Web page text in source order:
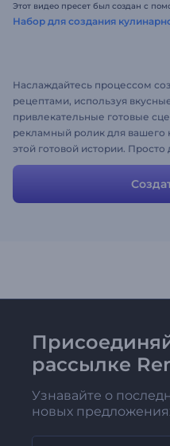
Этот видео пресет был создан с
Набор для создания
Наслаждайтесь процессом
рецептами, используя
привлекательные готовые
рекламный ролик для вашего
этой готовой истории.
описания, и делитесь своим
через несколько минут!
рассылке
Узнавайте о
новых